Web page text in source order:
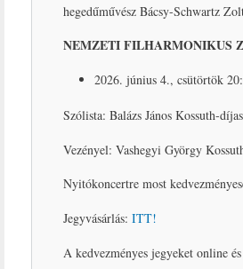
hegedűművész Bácsy-Schwartz
NEMZETI FILHARMONIKUS
2026. június 4., csütörtök
Szólista: Balázs János Kossuth-
Vezényel: Vashegyi György
Nyitókoncertre most
Jegyvásárlás: ITT!
A kedvezményes jegyeket online